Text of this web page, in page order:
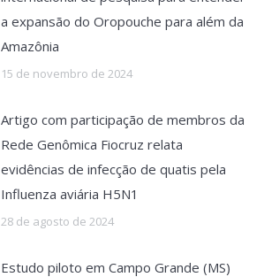
a expansão do Oropouche para além da
Amazônia
15 de novembro de 2024
Artigo com participação de membros da
Rede Genômica Fiocruz relata
evidências de infecção de quatis pela
Influenza aviária H5N1
28 de agosto de 2024
Estudo piloto em Campo Grande (MS)